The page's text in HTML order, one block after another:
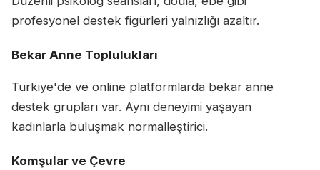
profesyonel destek figürleri yalnızlığı azaltır.
Bekar Anne Toplulukları
Türkiye'de ve online platformlarda bekar anne
destek grupları var. Aynı deneyimi yaşayan
kadınlarla buluşmak normalleştirici.
Komşular ve Çevre